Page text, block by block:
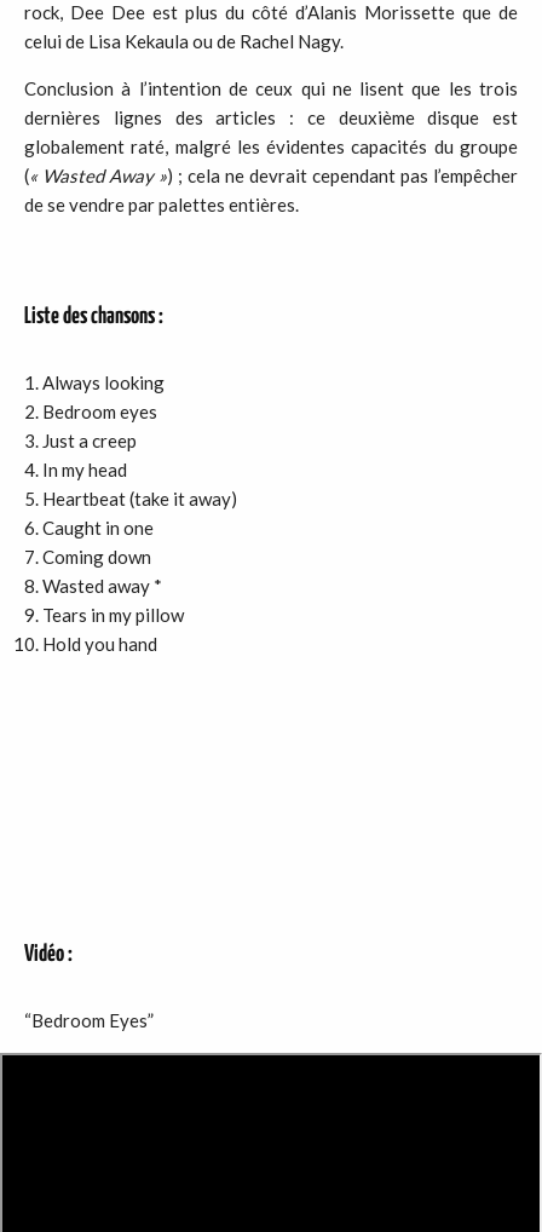
rock, Dee Dee est plus du côté d’Alanis Morissette que de
celui de Lisa Kekaula ou de Rachel Nagy.
Conclusion à l’intention de ceux qui ne lisent que les trois
dernières lignes des articles : ce deuxième disque est
globalement raté, malgré les évidentes capacités du groupe
(« Wasted Away ») ; cela ne devrait cependant pas l’empêcher
de se vendre par palettes entières.
Liste des chansons :
Always looking
Bedroom eyes
Just a creep
In my head
Heartbeat (take it away)
Caught in one
Coming down
Wasted away *
Tears in my pillow
Hold you hand
Vidéo :
“Bedroom Eyes”